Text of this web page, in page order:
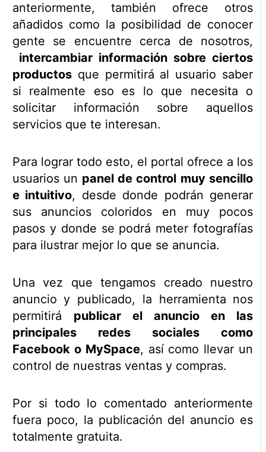
anteriormente, también ofrece otros
añadidos como la posibilidad de conocer
gente se encuentre cerca de nosotros,
intercambiar información sobre ciertos
productosque permitirá al usuario saber
si realmente eso es lo que necesita o
solicitar información sobre aquellos
servicios que te interesan.
Para lograr todo esto, el portal ofrece a los
usuarios un panel de control muy sencillo
e intuitivo, desde donde podrán generar
sus anuncios coloridos en muy pocos
pasos y donde se podrá meter fotografías
para ilustrar mejor lo que se anuncia.
Una vez que tengamos creado nuestro
anuncio y publicado, la herramienta nos
permitirá publicar el anuncio en las
principales redes sociales como
Facebook o MySpace, así como llevar un
control de nuestras ventas y compras.
Por si todo lo comentado anteriormente
fuera poco, la publicación del anuncio es
totalmente gratuita.